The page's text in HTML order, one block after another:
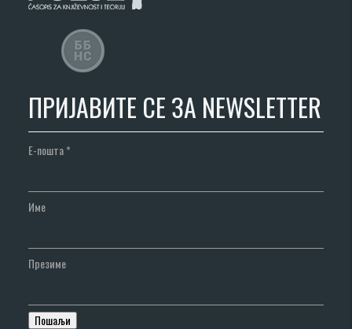
ПРИЈАВИТЕ СЕ ЗА NEWSLETTER
Е-пошта*
Име
Презиме